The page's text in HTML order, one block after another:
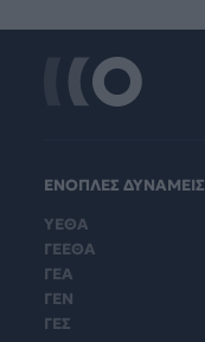
ΕΝΟΠΛΕΣ ΔΥΝΑΜΕΙΣ
ΥΕΘΑ
ΓΕΕΘΑ
ΓΕΑ
ΓΕΝ
ΓΕΣ